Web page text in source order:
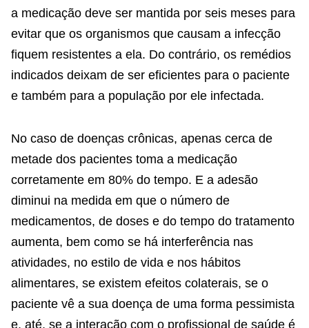
a medicação deve ser mantida por seis meses para
evitar que os organismos que causam a infecção
fiquem resistentes a ela. Do contrário, os remédios
indicados deixam de ser eficientes para o paciente
e também para a população por ele infectada.
No caso de doenças crônicas, apenas cerca de
metade dos pacientes toma a medicação
corretamente em 80% do tempo. E a adesão
diminui na medida em que o número de
medicamentos, de doses e do tempo do tratamento
aumenta, bem como se há interferência nas
atividades, no estilo de vida e nos hábitos
alimentares, se existem efeitos colaterais, se o
paciente vê a sua doença de uma forma pessimista
e, até, se a interação com o profissional de saúde é